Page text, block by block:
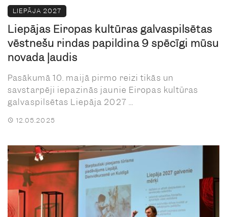
LIEPĀJA 2027
Liepājas Eiropas kultūras galvaspilsētas
vēstnešu rindas papildina 9 spēcīgi mūsu
novada ļaudis
Pasākumā 10. maijā pirmo reizi tikās un
savstarpēji iepazinās jaunie Eiropas kultūras
galvaspilsētas Liepāja 2027 ...
12.05.2025